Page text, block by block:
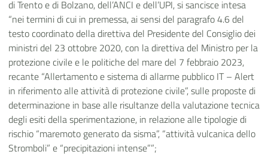
di Trento e di Bolzano, dell’ANCI e dell’UPI, si sancisce intesa
“nei termini di cui in premessa, ai sensi del paragrafo 4.6 del
testo coordinato della direttiva del Presidente del Consiglio dei
ministri del 23 ottobre 2020, con la direttiva del Ministro per la
protezione civile e le politiche del mare del 7 febbraio 2023,
recante “Allertamento e sistema di allarme pubblico IT – Alert
in riferimento alle attività di protezione civile”, sulle proposte di
determinazione in base alle risultanze della valutazione tecnica
degli esiti della sperimentazione, in relazione alle tipologie di
rischio “maremoto generato da sisma”, “attività vulcanica dello
Stromboli” e “precipitazioni intense””;